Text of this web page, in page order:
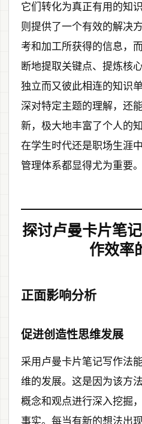
它们转化为真正有用的知
则提供了一个有效的解决
考和加工所获得的信息，
断地提取关键点、提炼核
独立而又彼此相连的知识
深对特定主题的理解，还
新，极大地丰富了个人的
在学生时代还是职场生涯
管理体系都显得尤为重要。
探讨卢曼卡片笔
作效率
正面影响分析
促进创造性思维发展
采用卢曼卡片笔记写作法
维的发展。这是因为该方
概念和观点进行深入挖掘
事实。每当有新的想法出